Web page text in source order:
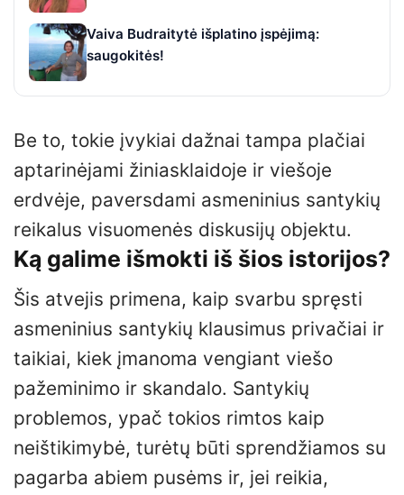
Vaiva Budraitytė išplatino įspėjimą:
saugokitės!
Be to, tokie įvykiai dažnai tampa plačiai
aptarinėjami žiniasklaidoje ir viešoje
erdvėje, paversdami asmeninius santykių
reikalus visuomenės diskusijų objektu.
Ką galime išmokti iš šios istorijos?
Šis atvejis primena, kaip svarbu spręsti
asmeninius santykių klausimus privačiai ir
taikiai, kiek įmanoma vengiant viešo
pažeminimo ir skandalo. Santykių
problemos, ypač tokios rimtos kaip
neištikimybė, turėtų būti sprendžiamos su
pagarba abiem pusėms ir, jei reikia,